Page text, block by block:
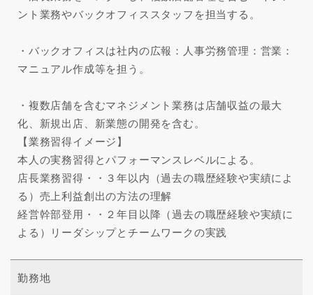
ント業務やバックオフィススタッフを担当する。
・バックオフィスは社内の広報：人事労務管理：営業：
マニュアル作成等を担う。
・複数店舗を含むマネジメント業務は店舗収益の最大
化、新規出店、新業態の開発を含む。
【業務習得イメージ】
本人の実務習得とパフォーマンスレベルによる。
店長業務習得・・３年以内（過去の職歴経験や実績によ
る）売上利益創出の方法の理解
経営幹部登用・・２年目以降（過去の職歴経験や実績に
よる）リーダシップとチームワークの実践
勤務地